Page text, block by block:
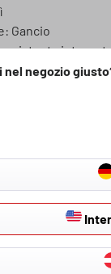
Gancio
poliestere (con
nel sedile
prodotto:
standard
nel negozio